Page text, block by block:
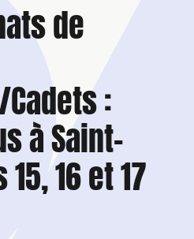
de
:
à Saint-
16 et 17